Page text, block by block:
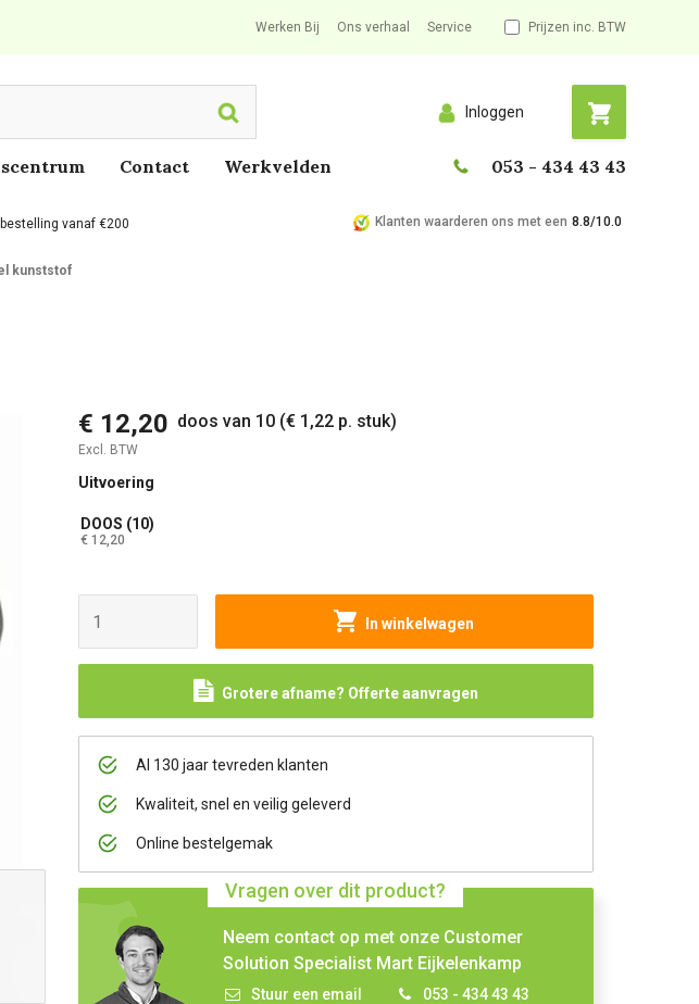
Werken Bij Ons verhaal Service Prijzen inc. BTW
Search Inloggen
Contact Werkvelden 053 - 434 43 43
vanaf €200 Klanten waarderen ons met een 8.8/10.0
kunststof
€ 12,20 doos van 10 (€ 1,22 p. stuk)
Excl. BTW
Uitvoering
DOOS (10)
€ 12,20
In winkelwagen
Grotere afname? Offerte aanvragen
Al 130 jaar tevreden klanten
Kwaliteit, snel en veilig geleverd
Online bestelgemak
Vragen over dit product?
Neem contact op met onze Customer
Solution Specialist Mart Eijkelenkamp
Stuur een email 053 - 434 43 43